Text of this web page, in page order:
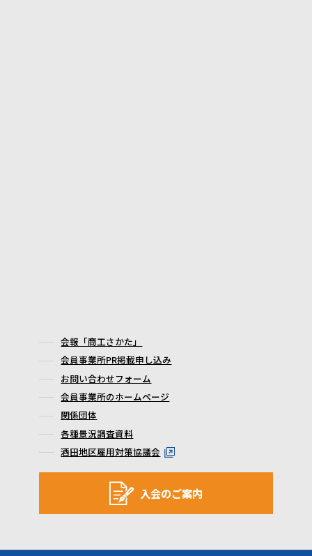
会報「商工さかた」
会員事業所PR掲載申し込み
お問い合わせフォーム
会員事業所のホームページ
関係団体
各種景況調査資料
酒田地区雇用対策協議会
入会のご案内